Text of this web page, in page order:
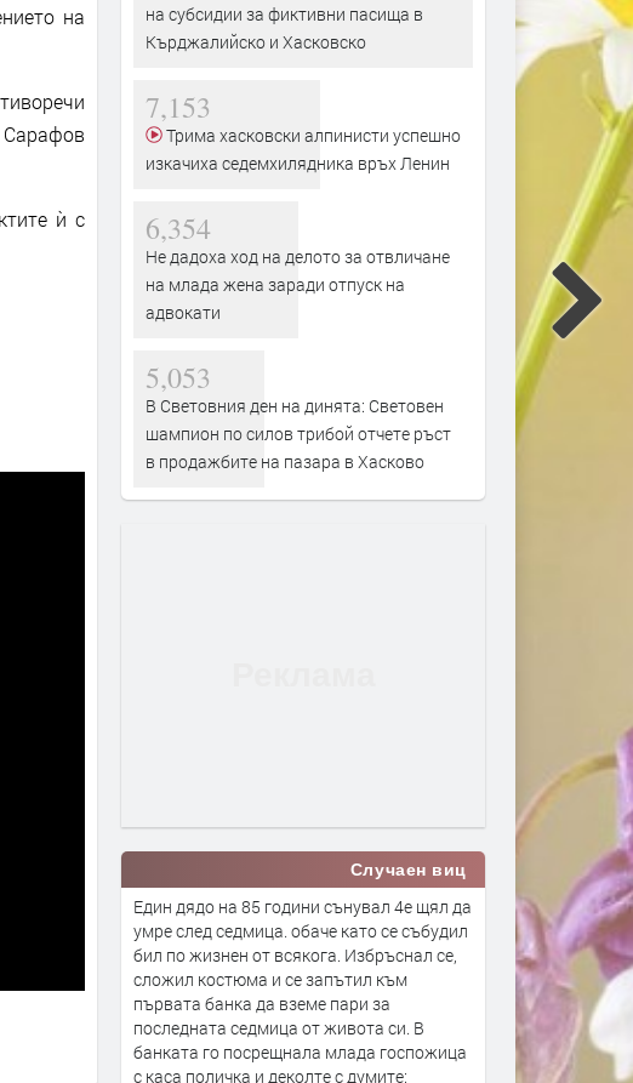
на
ѝ с
на субсидии за фиктивни пасища в
Кърджалийско и Хасковско
7,153
Трима хасковски алпинисти успешно
изкачиха седемхилядника връх Ленин
6,354
Не дадоха ход на делото за отвличане
на млада жена заради отпуск на
адвокати
5,053
В Световния ден на динята: Световен
шампион по силов трибой отчете ръст
в продажбите на пазара в Хасково
Случаен виц
Един дядо на 85 години сънувал 4е щял да
умре след седмица. обаче като се събудил
бил по жизнен от всякога. Избръснал се,
сложил костюма и се запътил към
първата банка да вземе пари за
последната седмица от живота си. В
банката го посрещнала млада госпожица
с каса поличка и деколте с думите: